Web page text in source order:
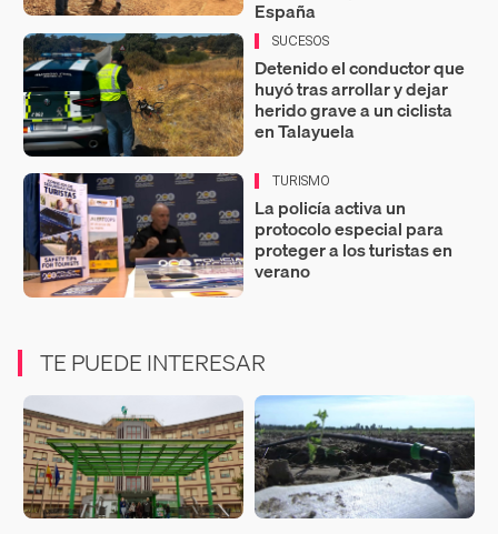
España
SUCESOS
Detenido el conductor que
huyó tras arrollar y dejar
herido grave a un ciclista
en Talayuela
TURISMO
La policía activa un
protocolo especial para
proteger a los turistas en
verano
TE PUEDE INTERESAR